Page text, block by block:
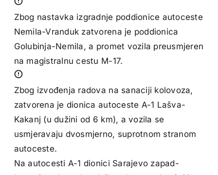
Zbog nastavka izgradnje poddionice autoceste
Nemila-Vranduk zatvorena je poddionica
Golubinja-Nemila, a promet vozila preusmjeren
na magistralnu cestu M-17.
Zbog izvođenja radova na sanaciji kolovoza,
zatvorena je dionica autoceste A-1 Lašva-
Kakanj (u dužini od 6 km), a vozila se
usmjeravaju dvosmjerno, suprotnom stranom
autoceste.
Na autocesti A-1 dionici Sarajevo zapad-